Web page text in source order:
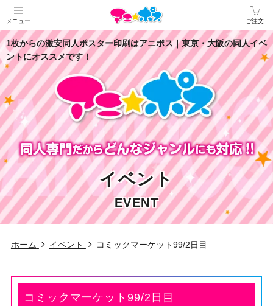
メニュー ご注文
1枚からの激安同人ポスター印刷はアニポス｜東京・大阪の同人イベ
ントにオススメです！
イベント
EVENT
ホーム イベント コミックマーケット99/2日目
コミックマーケット99/2日目